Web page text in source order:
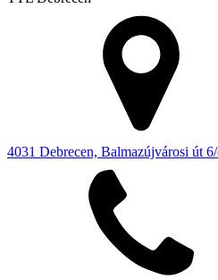
4031 Debrecen, Balmazújvárosi út